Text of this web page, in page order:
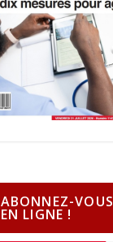
ABONNEZ-VOUS
EN LIGNE !